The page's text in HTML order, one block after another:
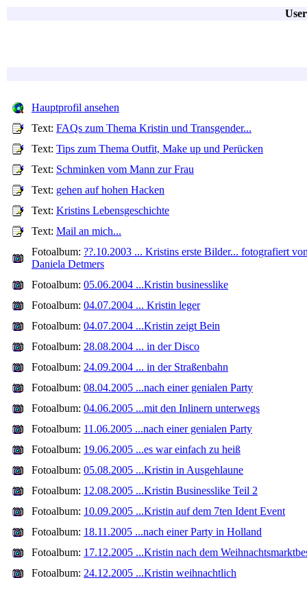
Hauptprofil ansehen
Text: FAQs zum Thema Kristin und Transgender...
Text: Tips zum Thema Outfit, Make up und Perücken
Text: Schminken vom Mann zur Frau
Text: gehen auf hohen Hacken
Text: Kristins Lebensgeschichte
Text: Mail an mich...
Fotoalbum: ??.10.2003 ... Kristins erste Bilder... fotografiert
Daniela Detmers
Fotoalbum: 05.06.2004 ...Kristin businesslike
Fotoalbum: 04.07.2004 ... Kristin leger
Fotoalbum: 04.07.2004 ...Kristin zeigt Bein
Fotoalbum: 28.08.2004 ... in der Disco
Fotoalbum: 24.09.2004 ... in der Straßenbahn
Fotoalbum: 08.04.2005 ...nach einer genialen Party
Fotoalbum: 04.06.2005 ...mit den Inlinern unterwegs
Fotoalbum: 11.06.2005 ...nach einer genialen Party
Fotoalbum: 19.06.2005 ...es war einfach zu heiß
Fotoalbum: 05.08.2005 ...Kristin in Ausgehlaune
Fotoalbum: 12.08.2005 ...Kristin Businesslike Teil 2
Fotoalbum: 10.09.2005 ...Kristin auf dem 7ten Ident Event
Fotoalbum: 18.11.2005 ...nach einer Party in Holland
Fotoalbum: 17.12.2005 ...Kristin nach dem
Fotoalbum: 24.12.2005 ...Kristin weihnachtlich